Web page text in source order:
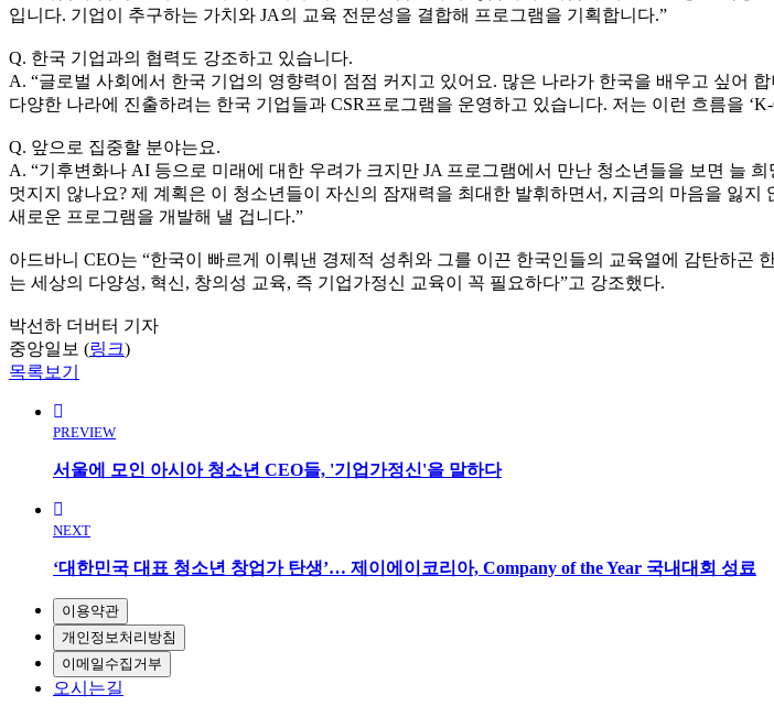
입니다. 기업이 추구하는 가치와 JA의 교육 전문성을 결합해 프로그램을 기획합니다.”
Q. 한국 기업과의 협력도 강조하고 있습니다.
A. “글로벌 사회에서 한국 기업의 영향력이 점점 커지고 있어요. 많은 나라가 한국을 배우고 싶어
다양한 나라에 진출하려는 한국 기업들과 CSR프로그램을 운영하고 있습니다. 저는 이런 흐름을
Q. 앞으로 집중할 분야는요.
A. “기후변화나 AI 등으로 미래에 대한 우려가 크지만 JA 프로그램에서 만난 청소년들을 보면 늘
멋지지 않나요? 제 계획은 이 청소년들이 자신의 잠재력을 최대한 발휘하면서, 지금의 마음을 잃
새로운 프로그램을 개발해 낼 겁니다.”
아드바니 CEO는 “한국이 빠르게 이뤄낸 경제적 성취와 그를 이끈 한국인들의 교육열에 감탄하곤
는 세상의 다양성, 혁신, 창의성 교육, 즉 기업가정신 교육이 꼭 필요하다”고 강조했다.
박선하 더버터 기자
중앙일보 (링크)
목록보기
PREVIEW
서울에 모인 아시아 청소년 CEO들, '기업가정신'을 말하다
NEXT
‘대한민국 대표 청소년 창업가 탄생’… 제이에이코리아, Company of the Year 국내대회 성료
이용약관
개인정보처리방침
이메일수집거부
오시는길